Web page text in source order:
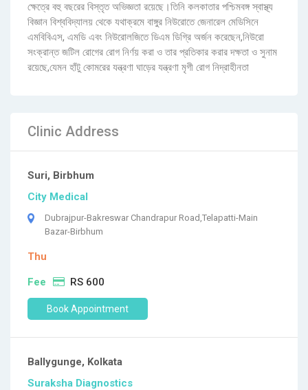
ক্ষেত্রে বহু বছরের বিস্তৃত অভিজ্ঞতা রয়েছে।তিনি কলকাতার পশ্চিমবঙ্গ স্বাস্থ্য
বিজ্ঞান বিশ্ববিদ্যালয় থেকে যথাক্রমে বাঙ্গুর নিউরোতে জেনারেল মেডিসিনে
এমবিবিএস, এমডি এবং নিউরোলজিতে ডিএম ডিগ্রি অর্জন করেছেন,নিউরো
সংক্রান্ত জটিল রোগের রোগ নির্ণয় করা ও তার প্রতিকার করার দক্ষতা ও সুনাম
রয়েছে,যেমন হাঁটু কোমরের যন্ত্রণা ঘাড়ের যন্ত্রণা মৃগী রোগ নিদ্রাহীনতা
Clinic Address
Suri, Birbhum
City Medical
Dubrajpur-Bakreswar Chandrapur Road,Telapatti-Main
Bazar-Birbhum
Thu
Fee RS 600
Book Appointment
Ballygunge, Kolkata
Suraksha Diagnostics